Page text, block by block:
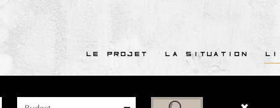
LE PROJET LA SITUATION